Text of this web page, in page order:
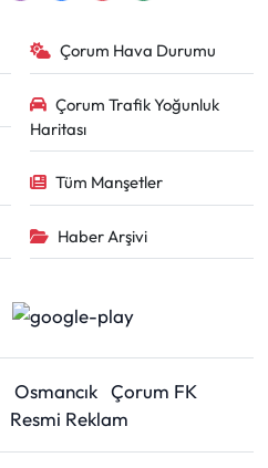
Çorum Hava Durumu
Çorum Trafik Yoğunluk
Haritası
Tüm Manşetler
Haber Arşivi
Osmancık Çorum FK
Resmi Reklam